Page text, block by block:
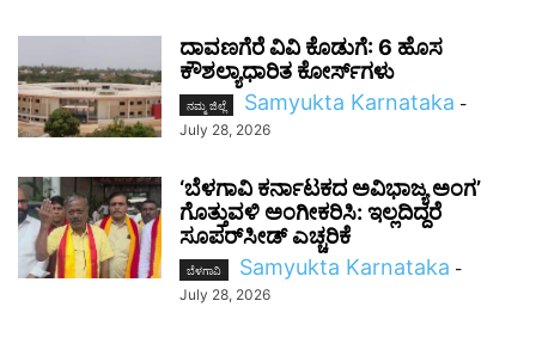
ದಾವಣಗೆರೆ ವಿವಿ ಕೊಡುಗೆ: 6 ಹೊಸ
ಕೌಶಲ್ಯಾಧಾರಿತ ಕೋರ್ಸ್‌ಗಳು
ನಮ್ಮ ಜಿಲ್ಲೆ Samyukta Karnataka -
July 28, 2026
‘ಬೆಳಗಾವಿ ಕರ್ನಾಟಕದ ಅವಿಭಾಜ್ಯ ಅಂಗ’
ಗೊತ್ತುವಳಿ ಅಂಗೀಕರಿಸಿ: ಇಲ್ಲದಿದ್ದರೆ
ಸೂಪರ್‌ಸೀಡ್ ಎಚ್ಚರಿಕೆ
ಬೆಳಗಾವಿ Samyukta Karnataka -
July 28, 2026